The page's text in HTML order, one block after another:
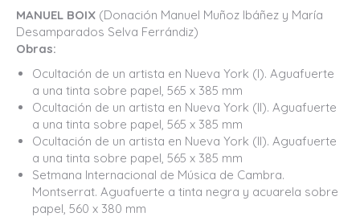
MANUEL BOIX (Donación Manuel Muñoz Ibáñez y María
Desamparados Selva Ferrándiz)
Obras:
Ocultación de un artista en Nueva York (I). Aguafuerte
a una tinta sobre papel, 565 x 385 mm
Ocultación de un artista en Nueva York (II). Aguafuerte
a una tinta sobre papel, 565 x 385 mm
Ocultación de un artista en Nueva York (II). Aguafuerte
a una tinta sobre papel, 565 x 385 mm
Setmana Internacional de Música de Cambra.
Montserrat. Aguafuerte a tinta negra y acuarela sobre
papel, 560 x 380 mm